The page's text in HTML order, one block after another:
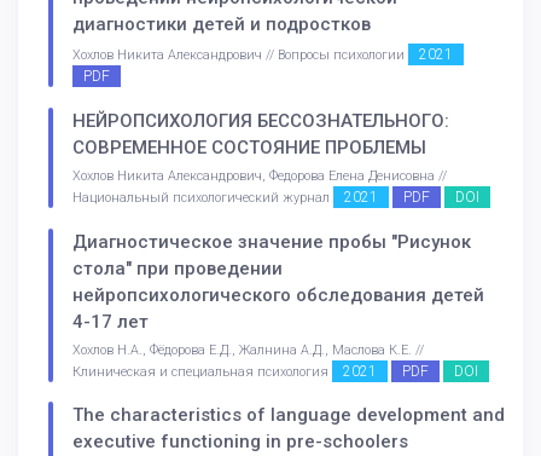
диагностики детей и подростков
Хохлов Никита Александрович // Вопросы психологии
2021
PDF
НЕЙРОПСИХОЛОГИЯ БЕССОЗНАТЕЛЬНОГО:
СОВРЕМЕННОЕ СОСТОЯНИЕ ПРОБЛЕМЫ
Хохлов Никита Александрович, Федорова Елена Денисовна //
Национальный психологический журнал
2021 PDF DOI
Диагностическое значение пробы "Рисунок
стола" при проведении
нейропсихологического обследования детей
4-17 лет
Хохлов Н.А., Фёдорова Е.Д., Жалнина А.Д., Маслова К.Е. //
Клиническая и специальная психология
2021 PDF DOI
The characteristics of language development and
executive functioning in pre-schoolers